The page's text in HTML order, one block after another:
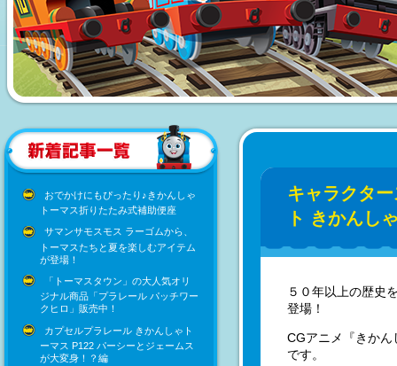
おでかけにもぴったり♪きかんしゃ
トーマス折りたたみ式補助便座
サマンサモスモス ラーゴムから、
トーマスたちと夏を楽しむアイテム
が登場！
「トーマスタウン」の大人気オリ
ジナル商品「プラレール パッチワー
クヒロ」販売中！
カプセルプラレール きかんしゃト
ーマス P122 パーシーとジェームス
が大変身！？編
キャラクタ
ト きかんし
５０年以上の歴史
登場！
CGアニメ『きか
です。